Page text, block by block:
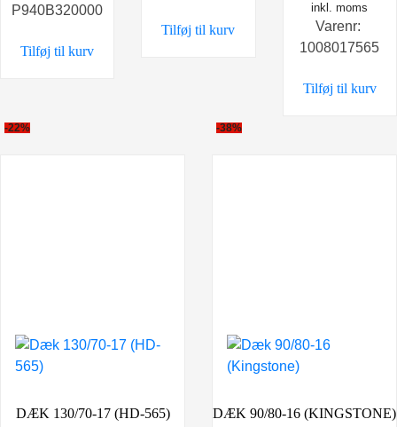
P940B320000
Tilføj til kurv
Tilføj til kurv
oprindelige
pris
var:
er:
inkl. moms
Varenr:
1008017565
Tilføj til kurv
-22%
DÆK 130/70-17 (HD-565)
-38%
DÆK 90/80-16 (KINGSTONE)